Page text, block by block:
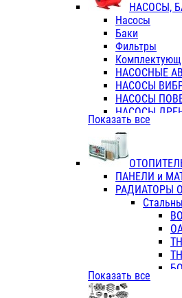
КОЛЬЦА
ТРУБЫ
ТРУБЫ
ТРУБЫ
НАСОСЫ,
Насосы
Баки
Фильтры
НАСОСНЫЕ
НАСОСЫ
НАСОСЫ
НАСОСЫ
НАСОСЫ
НАСОСЫ
Показать все
ПАНЕЛИ и
РАДИАТОРЫ
Показать все